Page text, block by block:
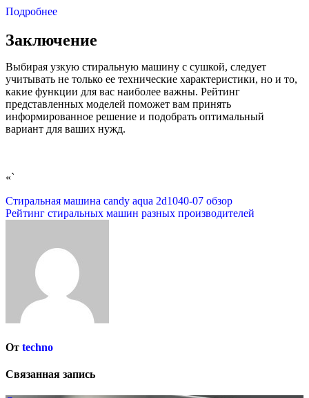
Подробнее
Заключение
Выбирая узкую стиральную машину с сушкой, следует
учитывать не только ее технические характеристики, но и то,
какие функции для вас наиболее важны. Рейтинг
представленных моделей поможет вам принять
информированное решение и подобрать оптимальный
вариант для ваших нужд.
«`
Навигация
по
Стиральная машина candy aqua 2d1040-07 обзор
Рейтинг стиральных машин разных производителей
От techno
Связанная запись